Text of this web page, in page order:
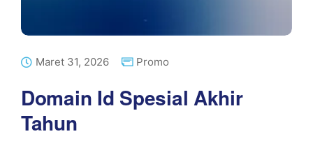
Maret 31, 2026 Promo
Domain Id Spesial Akhir
Tahun